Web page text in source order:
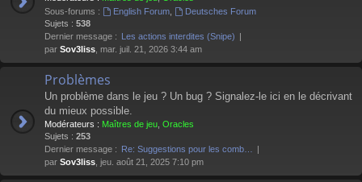
Sous-forums :
English Forum,
Deutsches Forum
Sujets : 538
Dernier message : Les actions interdites (Snipe)
par Sov3liss , mar. juil. 21, 2026 3:44 am
Problèmes
Un problème dans le jeu ? Un bug ? Signalez-le ici en le décrivant
du mieux possible.
Modérateurs : Maîtres de jeu Oracles
Sujets : 253
Dernier message : Re: Suggestions pour les comb…
par Sov3liss , jeu. août 21, 2025 7:10 pm